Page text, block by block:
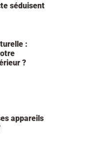
séduisent
:
?
appareils